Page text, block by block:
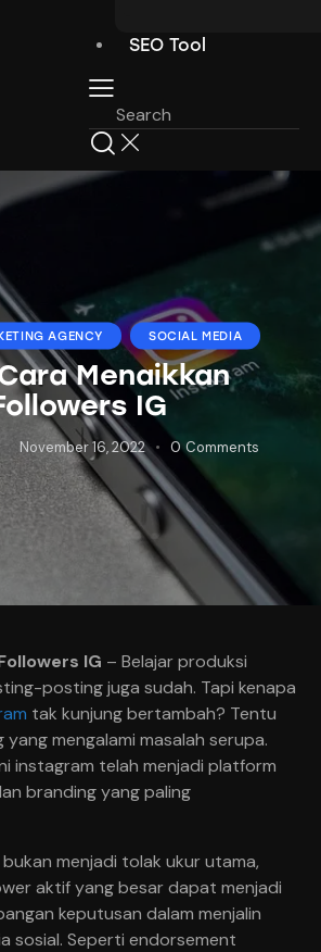
SEO Tool
AGENCY SOCIAL MEDIA
Menaikkan
IG
November 16, 2022 0 Comments
IG – Belajar produksi
posting juga sudah. Tapi kenapa
tak kunjung bertambah? Tentu
mengalami masalah serupa.
instagram telah menjadi platform
branding yang paling
menjadi tolak ukur utama,
aktif yang besar dapat menjadi
keputusan dalam menjalin
sosial. Seperti endorsement